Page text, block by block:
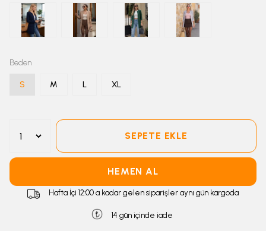
Beden
S M L XL
SEPETE EKLE
HEMEN AL
Hafta İçi 12:00 a kadar gelen siparişler aynı gün kargoda
14 gün içinde iade